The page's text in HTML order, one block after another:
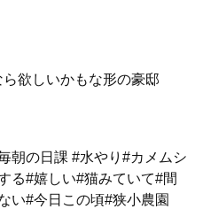
欲しいかもな形の豪邸
朝の日課 #水やり#カメムシ
る#嬉しい#猫みていて#間
い#今日この頃#狭小農園